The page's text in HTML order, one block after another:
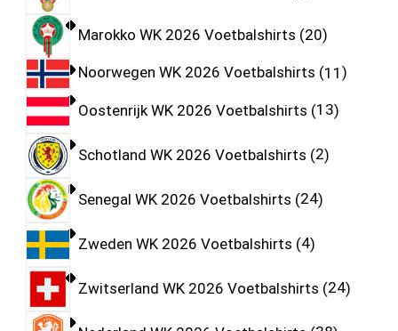
Marokko WK 2026 Voetbalshirts 20
Noorwegen WK 2026 Voetbalshirts 11
Oostenrijk WK 2026 Voetbalshirts 13
Schotland WK 2026 Voetbalshirts 2
Senegal WK 2026 Voetbalshirts 24
Zweden WK 2026 Voetbalshirts 4
Zwitserland WK 2026 Voetbalshirts 24